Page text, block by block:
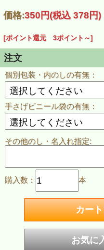
商品特徴
野菜・果実のこだわり
主原料の野菜・果実（たま
酢のこだわり
醸造酢は国内産米１００％
使用しています。
香辛料のこだわり
香料を使用せず、胡椒、ナ
等の原形及び粉末を使用し
本物へのこだわり
砂糖は黒糖及び粗糖、食塩
価格:350円(税込 378円)
[ポイント還元 3ポイント～]
注文
個別包装・内のしの有無：
手さげビニール袋の有無：
その他のし・名入れ指定:
購入数： 本